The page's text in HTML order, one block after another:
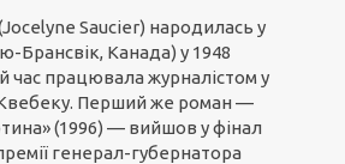
Saucier) народилась у
Брансвік, Канада) у 1948
час працювала журналістом у
у Квебеку. Перший же роман —
(1996) — вийшов у фінал
генерал-губернатора